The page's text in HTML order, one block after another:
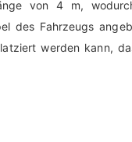
von 4 m,
des Fahrzeugs
werden kann,